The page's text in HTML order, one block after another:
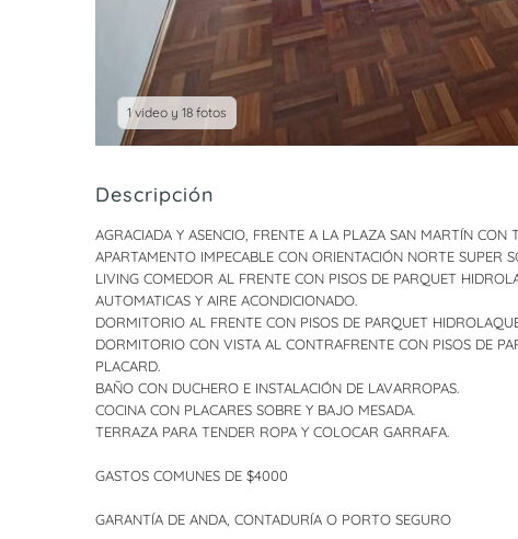
1 video y 18 fotos
Descripción
AGRACIADA Y ASENCIO, FRENTE A LA PLAZA SAN MARTÍN CON
APARTAMENTO IMPECABLE CON ORIENTACIÓN NORTE SUPER
LIVING COMEDOR AL FRENTE CON PISOS DE PARQUET
AUTOMATICAS Y AIRE ACONDICIONADO.
DORMITORIO AL FRENTE CON PISOS DE PARQUET
DORMITORIO CON VISTA AL CONTRAFRENTE CON PISOS DE
PLACARD.
BAÑO CON DUCHERO E INSTALACIÓN DE LAVARROPAS.
COCINA CON PLACARES SOBRE Y BAJO MESADA.
TERRAZA PARA TENDER ROPA Y COLOCAR GARRAFA.
GASTOS COMUNES DE $4000
GARANTÍA DE ANDA, CONTADURÍA O PORTO SEGURO